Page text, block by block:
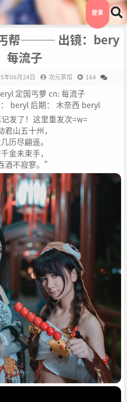
登录
帮——— 出镜：bery
每流子
年06月24日 次元茶馆 164
定国丐萝 cn: 每流子
beryl 后期： 木奈西 beryl
发了！这里重发次=w=
君山五十州，
历尽翩遥。
金未束手，
酒不寂寥。”